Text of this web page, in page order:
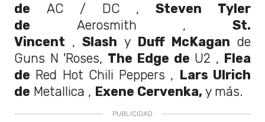
de AC / DC , Steven Tyler
de Aerosmith , St.
Vincent , Slash y Duff McKagan de
Guns N 'Roses, The Edge de U2 , Flea
de Red Hot Chili Peppers , Lars Ulrich
de Metallica , Exene Cervenka, y más.